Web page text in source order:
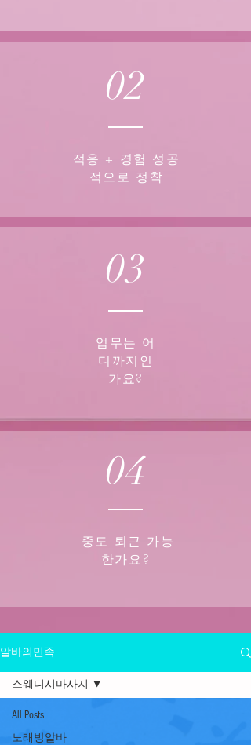
02
적응 + 경험 성공
적으로 정착
03
업무는 어
디까지인
가요?
04
중도 퇴근 가능
한가요?
알바의민족
All Posts
노래방알바
스웨디시마사지